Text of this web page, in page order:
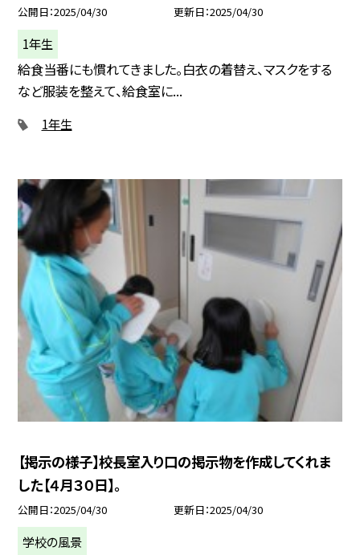
公開日 2025/04/30 更新日 2025/04/30
1年生
給食当番にも慣れてきました。白衣の着替え、マスクをする
など服装を整えて、給食室に...
1年生
【掲示の様子】校長室入り口の掲示物を作成してくれま
した【４月３０日】。
公開日 2025/04/30 更新日 2025/04/30
学校の風景